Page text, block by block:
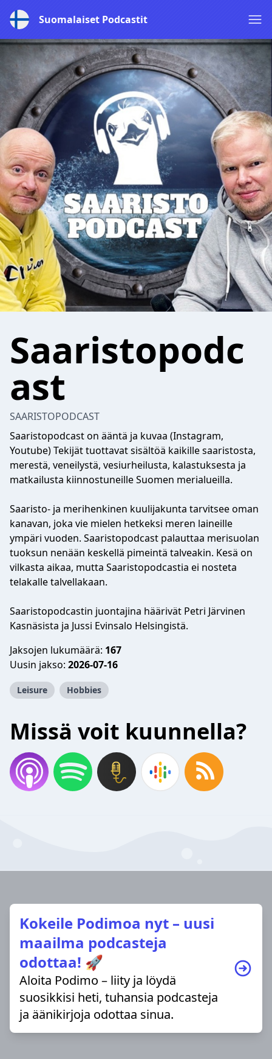
Suomalaiset Podcastit
Saaristopodc
ast
SAARISTOPODCAST
Saaristopodcast on ääntä ja kuvaa (Instagram,
Youtube) Tekijät tuottavat sisältöä kaikille saaristosta,
merestä, veneilystä, vesiurheilusta, kalastuksesta ja
matkailusta kiinnostuneille Suomen merialueilla.
Saaristo- ja merihenkinen kuulijakunta tarvitsee oman
kanavan, joka vie mielen hetkeksi meren laineille
ympäri vuoden. Saaristopodcast palauttaa merisuolan
tuoksun nenään keskellä pimeintä talveakin. Kesä on
vilkasta aikaa, mutta Saaristopodcastia ei nosteta
telakalle talvellakaan.
Saaristopodcastin juontajina häärivät Petri Järvinen
Kasnäsista ja Jussi Evinsalo Helsingistä.
Jaksojen lukumäärä: 167
Uusin jakso: 2026-07-16
Leisure Hobbies
Missä voit kuunnella?
Kokeile Podimoa nyt – uusi
maailma podcasteja
odottaa! 🚀
Aloita Podimo – liity ja löydä
suosikkisi heti, tuhansia podcasteja
ja äänikirjoja odottaa sinua.